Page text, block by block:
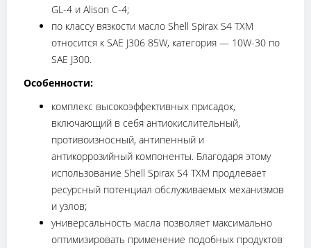
GL-4 и Alison C-4;
по классу вязкости масло Shell Spirax S4 TXM
относится к SAE J306 85W, категория — 10W-30 по
SAE J300.
Особенности:
комплекс высокоэффективных присадок,
включающий в себя антиокислительный,
противоизносный, антипенный и
антикоррозийный компоненты. Благодаря этому
использование Shell Spirax S4 TXM продлевает
ресурсный потенциал обслуживаемых механизмов
и узлов;
универсальность масла позволяет максимально
оптимизировать применение подобных продуктов